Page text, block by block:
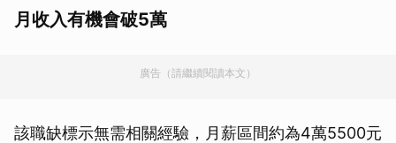
月收入有機會破5萬
廣告（請繼續閱讀本文）
該職缺標示無需相關經驗，月薪區間約為4萬5500元